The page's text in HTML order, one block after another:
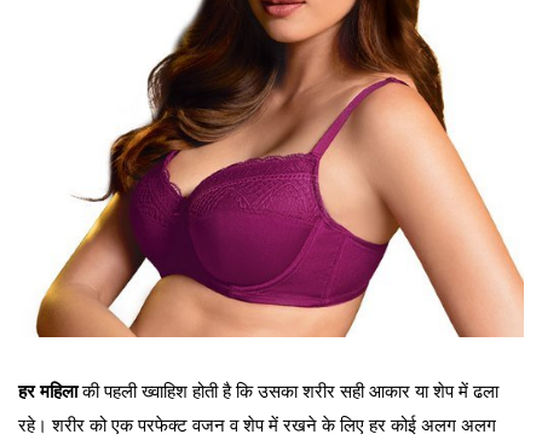
हर महिलाकी पहली ख्वाहिश होती है कि उसका शरीर सही आकार या शेप में ढला
रहे। शरीर को एक परफेक्ट वजन व शेप में रखने के लिए हर कोई अलग अलग